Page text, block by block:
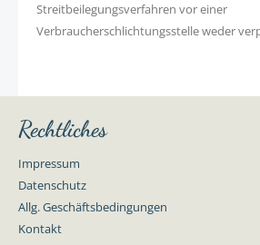
Streitbeilegungsverfahren vor einer
Verbraucherschlichtungsstelle weder
Rechtliches
Impressum
Datenschutz
Allg. Geschäftsbedingungen
Kontakt